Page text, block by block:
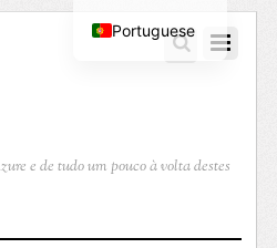
e de tudo um pouco à volta destes
Portuguese